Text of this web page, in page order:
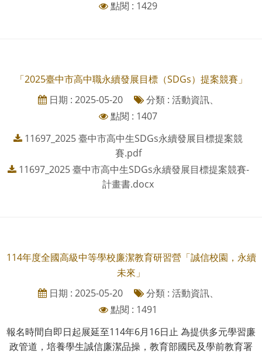
點閱 : 1429
「2025臺中市高中職永續發展目標（SDGs）提案競賽」
日期 : 2025-05-20
分類 : 活動資訊、
點閱 : 1407
11697_2025 臺中市高中生SDGs永續發展目標提案競
賽.pdf
11697_2025 臺中市高中生SDGs永續發展目標提案競賽-
計畫書.docx
114年度全國高級中等學校廉潔教育研習營「誠信校園，永續
未來」
日期 : 2025-05-20
分類 : 活動資訊、
點閱 : 1491
報名時間自即日起展延至114年6月16日止 為提供多元學習廉
政管道，培養學生誠信廉潔品操，教育部國民及學前教育署